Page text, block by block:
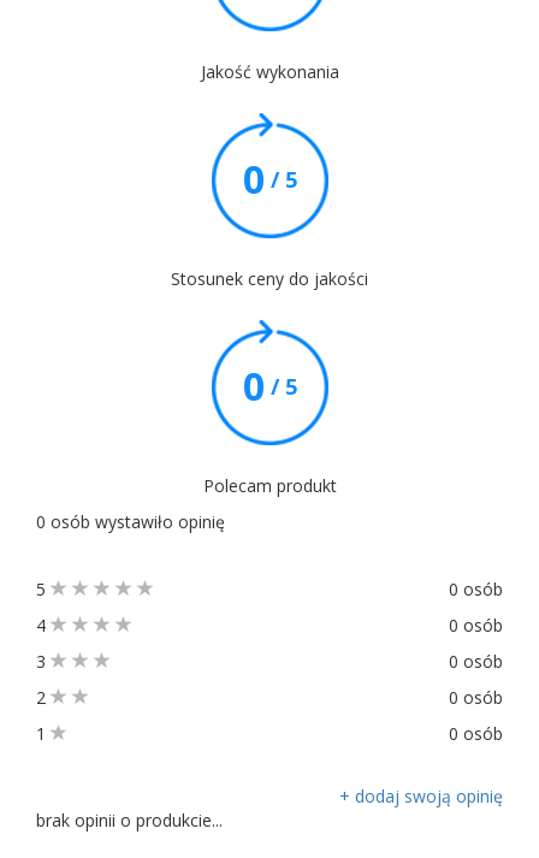
Jakość wykonania
0 / 5
Stosunek ceny do jakości
0 / 5
Polecam produkt
0 osób wystawiło opinię
5
0 osób
4
0 osób
3
0 osób
2
0 osób
1
0 osób
+ dodaj swoją opinię
brak opinii o produkcie...